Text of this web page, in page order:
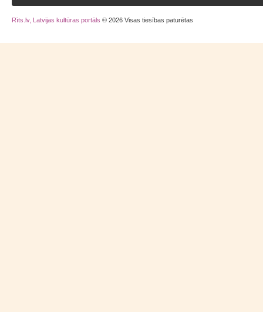
Rīts.lv, Latvijas kultūras portāls © 2026 Visas tiesības paturētas